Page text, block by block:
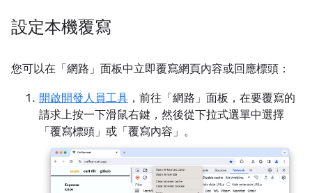
設定本機覆寫
您可以在「網路」 面板中立即覆寫網頁內容或回應標頭：
開啟開發人員工具 ，前往「網路」 面板，在要覆寫的
請求上按一下滑鼠右鍵，然後從下拉式選單中選擇
「覆寫標頭」 或「覆寫內容」 。